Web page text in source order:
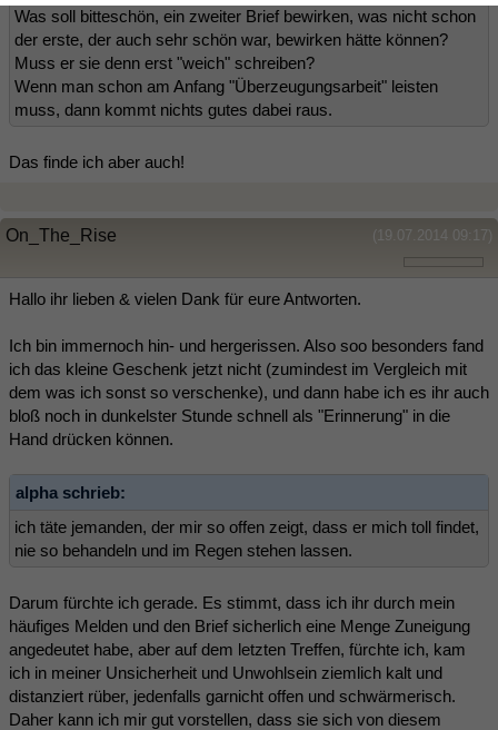
Was soll bitteschön, ein zweiter Brief bewirken, was nicht schon
der erste, der auch sehr schön war, bewirken hätte können?
Muss er sie denn erst "weich" schreiben?
Wenn man schon am Anfang "Überzeugungsarbeit" leisten
muss, dann kommt nichts gutes dabei raus.
Das finde ich aber auch!
(19.07.2014 09:17)
On_The_Rise
Hallo ihr lieben & vielen Dank für eure Antworten.
Ich bin immernoch hin- und hergerissen. Also soo besonders fand
ich das kleine Geschenk jetzt nicht (zumindest im Vergleich mit
dem was ich sonst so verschenke), und dann habe ich es ihr auch
bloß noch in dunkelster Stunde schnell als "Erinnerung" in die
Hand drücken können.
alpha schrieb:
ich täte jemanden, der mir so offen zeigt, dass er mich toll findet,
nie so behandeln und im Regen stehen lassen.
Darum fürchte ich gerade. Es stimmt, dass ich ihr durch mein
häufiges Melden und den Brief sicherlich eine Menge Zuneigung
angedeutet habe, aber auf dem letzten Treffen, fürchte ich, kam
ich in meiner Unsicherheit und Unwohlsein ziemlich kalt und
distanziert rüber, jedenfalls garnicht offen und schwärmerisch.
Daher kann ich mir gut vorstellen, dass sie sich von diesem